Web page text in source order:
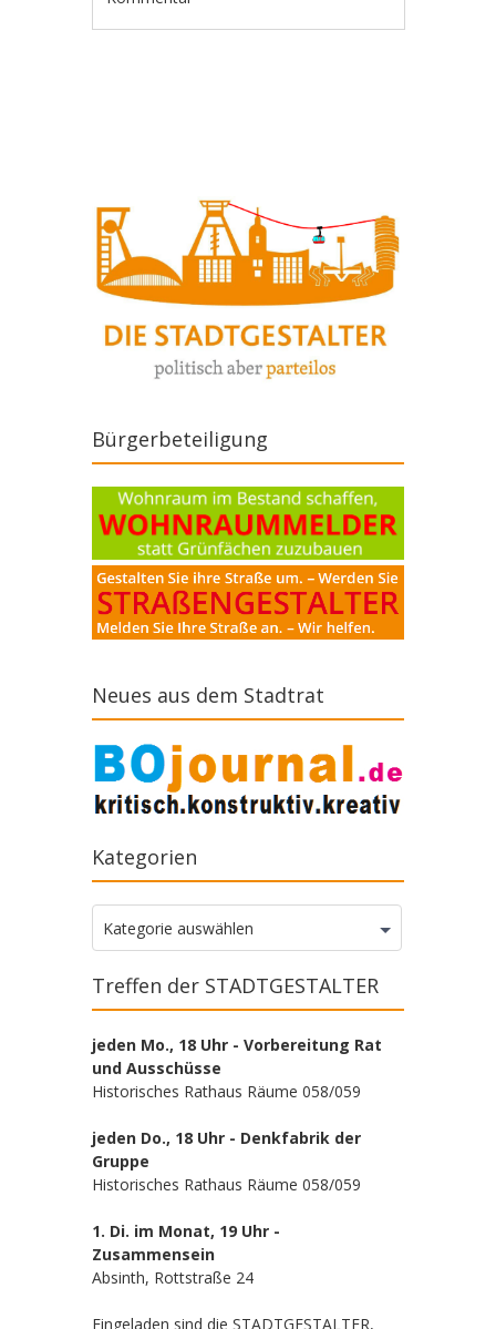
Bürgerbeteiligung
Neues aus dem Stadtrat
Kategorien
Kategorien
Kategorie auswählen
Treffen der STADTGESTALTER
jeden Mo., 18 Uhr - Vorbereitung Rat
und Ausschüsse
Historisches Rathaus Räume 058/059
jeden Do., 18 Uhr - Denkfabrik der
Gruppe
Historisches Rathaus Räume 058/059
1. Di. im Monat, 19 Uhr -
Zusammensein
Absinth, Rottstraße 24
Eingeladen sind die STADTGESTALTER,